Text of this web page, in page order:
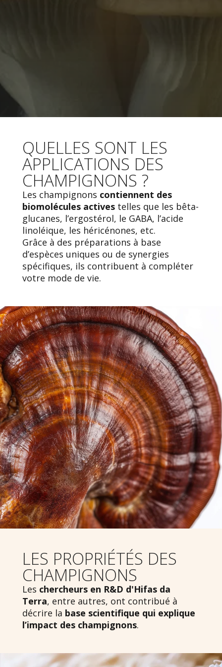
QUELLES SONT LES
APPLICATIONS DES
CHAMPIGNONS ?
Les champignons contiennent des
biomolécules activestelles que les bêta-
glucanes, l’ergostérol, le GABA, l’acide
linoléique, les héricénones, etc.
Grâce à des préparations à base
d’espèces uniques ou de synergies
spécifiques, ils contribuent à compléter
votre mode de vie.
LES PROPRIÉTÉS DES
CHAMPIGNONS
Les chercheurs en R&D d'Hifas da
Terra, entre autres, ont contribué à
décrire la base scientifique qui explique
l’impact des champignons.